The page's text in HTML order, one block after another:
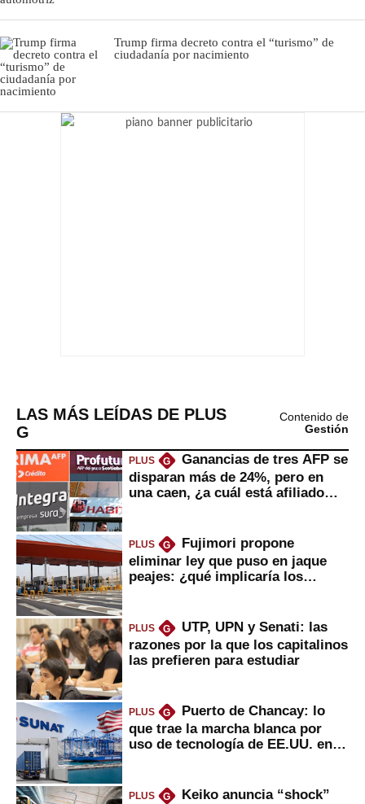
Trump firma decreto contra el “turismo” de
ciudadanía por nacimiento
LAS MÁS LEÍDAS DE PLUS
G
Contenido de
Gestión
PLUS G
Ganancias de tres AFP se
disparan más de 24%, pero en
una caen, ¿a cuál está afiliado
PLUS G
Fujimori propone
eliminar ley que puso en jaque
peajes: ¿qué implicaría los
PLUS G
UTP, UPN y Senati: las
razones por la que los capitalinos
las prefieren para estudiar
PLUS G
Puerto de Chancay: lo
que trae la marcha blanca por
uso de tecnología de EE.UU. en
PLUS G
Keiko anuncia “shock”